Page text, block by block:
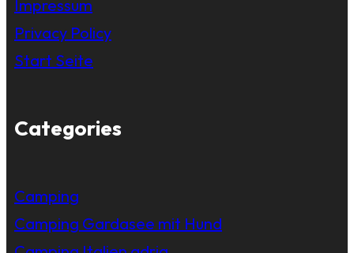
Impressum
Privacy Policy
Start Seite
Categories
Camping
Camping Gardasee mit Hund